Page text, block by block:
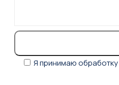
Я принимаю обработку